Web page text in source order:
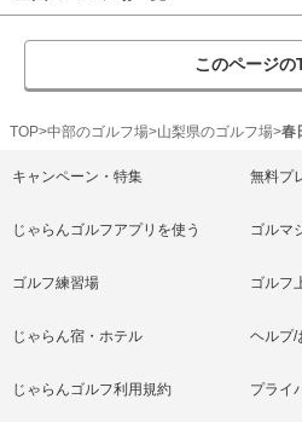
このページの
TOP 中部のゴルフ場 山梨県のゴルフ場 春
キャンペーン・特集 無料プ
じゃらんゴルフアプリを使う ゴルマ
ゴルフ練習場 ゴルフ
じゃらん宿・ホテル ヘルプ/
じゃらんゴルフ利用規約 プライ